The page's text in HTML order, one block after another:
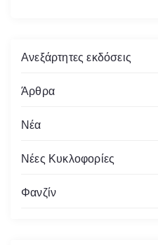
Ανεξάρτητες εκδόσεις
Άρθρα
Νέα
Νέες Κυκλοφορίες
Φανζίν